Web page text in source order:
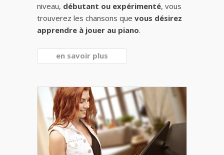
niveau, débutant ou expérimenté, vous
trouverez les chansons que vous désirez
apprendre à jouer au piano.
en savoir plus